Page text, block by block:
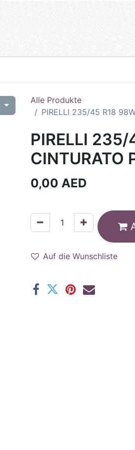
Alle Produkte
PIRELLI 235/45 R18
PIRELLI
CINTURATO
0,00 AED
Auf die Wunschliste